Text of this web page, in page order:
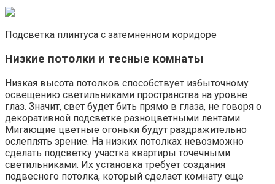
Подсветка плинтуса с затемненном коридоре
Низкие потолки и тесные комнаты
Низкая высота потолков способствует избыточному
освещению светильниками пространства на уровне
глаз. Значит, свет будет бить прямо в глаза, не говоря о
декоративной подсветке разноцветными лентами.
Мигающие цветные огоньки будут раздражительно
ослеплять зрение. На низких потолках невозможно
сделать подсветку участка квартиры точечными
светильниками. Их установка требует создания
подвесного потолка, который сделает комнату еще